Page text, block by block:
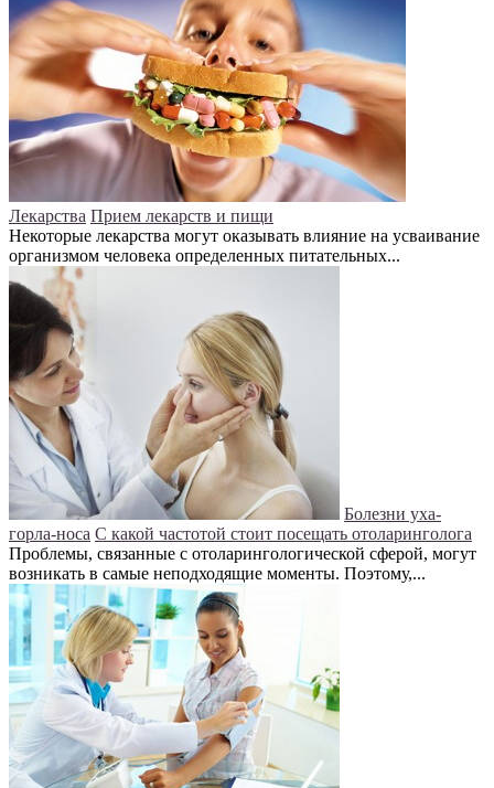
Лекарства Прием лекарств и пищи
Некоторые лекарства могут оказывать влияние на усваивание
организмом человека определенных питательных...
Болезни уха-
горла-носа С какой частотой стоит посещать отоларинголога
Проблемы, связанные с отоларингологической сферой, могут
возникать в самые неподходящие моменты. Поэтому,...